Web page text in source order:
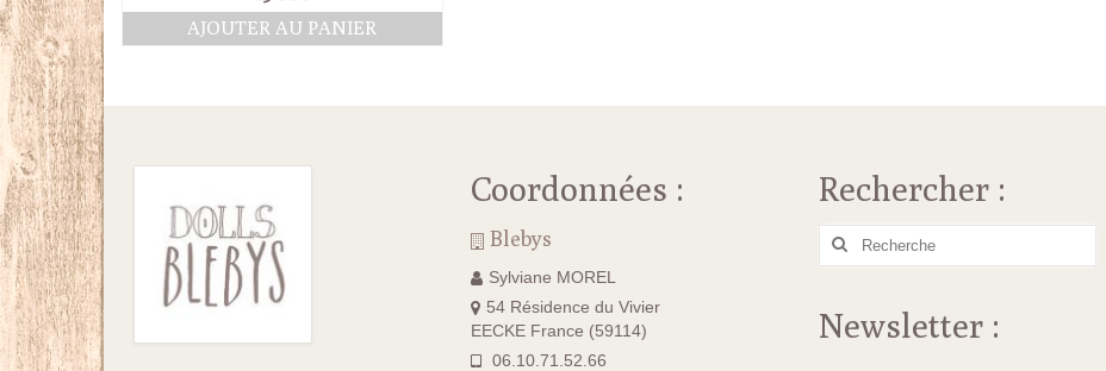
AJOUTER AU PANIER
Coordonnées :
Blebys
Sylviane MOREL
54 Résidence du Vivier
EECKE France (59114)
06.10.71.52.66
Rechercher :
Rechercher
Newsletter :